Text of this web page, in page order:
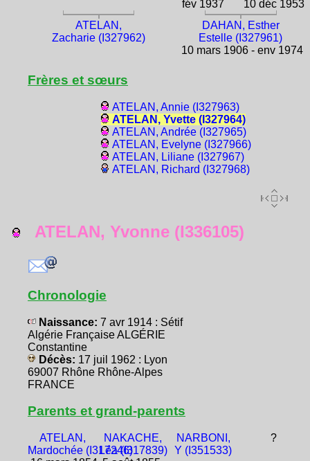
fév 1937
10 déc 1953
ATELAN,
Zacharie (I327962)
DAHAN, Esther
Estelle (I327961)
10 mars 1906 - env 1974
Frères et sœurs
ATELAN, Annie (I327963)
ATELAN, Yvette (I327964)
ATELAN, Andrée (I327965)
ATELAN, Evelyne (I327966)
ATELAN, Liliane (I327967)
ATELAN, Richard (I327968)
ATELAN, Yvonne (I336105)
Chronologie
Naissance: 7 avr 1914 : Sétif
Algérie Française ALGÉRIE
Constantine
Décès: 17 juil 1962 : Lyon
69007 Rhône Rhône-Alpes
FRANCE
Parents et grand-parents
ATELAN,
Mardochée (I317246)
NAKACHE,
Léa (I317839)
NARBONI,
Y (I351533)
?